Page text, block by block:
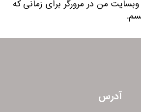
من در مرورگر برای زمانی که
آدرس